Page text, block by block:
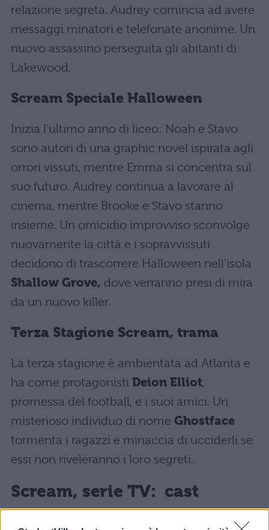
relazione segreta. Audrey comincia ad avere
messaggi minatori e telefonate anonime. Un
nuovo assassino perseguita gli abitanti di
Lakewood.
Scream Speciale Halloween
Inizia l’ultimo anno di liceo: Noah e Stavo
sono autori di una graphic novel ispirata agli
orrori vissuti, mentre Emma si concentra sul
suo futuro. Audrey continua a lavorare al
cinema, mentre Brooke e Stavo stanno
insieme. Un omicidio improvviso sconvolge
nuovamente la città e i sopravvissuti
decidono di trascorrere Halloween nell’isola
Shallow Grove, dove verranno presi di mira
da un nuovo killer.
Terza Stagione Scream, trama
La terza stagione è ambientata ad Atlanta e
ha come protagonisti Deion Elliot,
promessa del football, e i suoi amici. Un
misterioso individuo di nome Ghostface
tormenta i ragazzi e minaccia di ucciderli se
essi non riveleranno i loro segreti.
Scream, serie TV: cast